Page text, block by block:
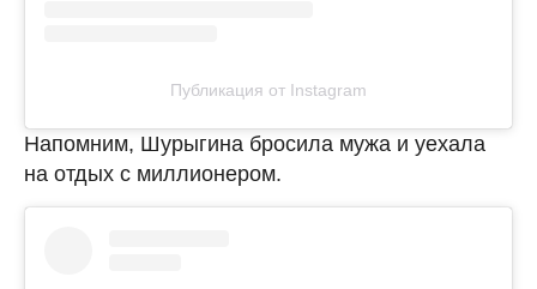
Публикация от Instagram
Напомним, Шурыгина бросила мужа и уехала
на отдых с миллионером.